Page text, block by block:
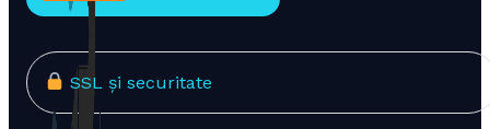
SSL și securitate